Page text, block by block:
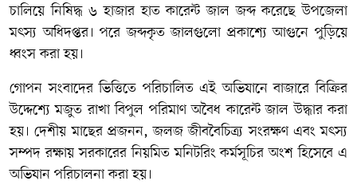
চালিয়ে নিষিদ্ধ ৬ হাজার হাত কারেন্ট জাল জব্দ করেছে উপজেলা
মৎস্য অধিদপ্তর। পরে জব্দকৃত জালগুলো প্রকাশ্যে আগুনে পুড়িয়ে
ধ্বংস করা হয়।
গোপন সংবাদের ভিত্তিতে পরিচালিত এই অভিযানে বাজারে বিক্রির
উদ্দেশ্যে মজুত রাখা বিপুল পরিমাণ অবৈধ কারেন্ট জাল উদ্ধার করা
হয়। দেশীয় মাছের প্রজনন, জলজ জীববৈচিত্র্য সংরক্ষণ এবং মৎস্য
সম্পদ রক্ষায় সরকারের নিয়মিত মনিটরিং কর্মসূচির অংশ হিসেবে এ
অভিযান পরিচালনা করা হয়।